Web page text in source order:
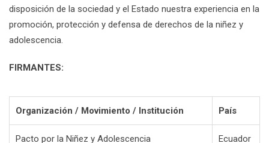
disposición de la sociedad y el Estado nuestra experiencia en la
promoción, protección y defensa de derechos de la niñez y
adolescencia.
FIRMANTES:
Organización / Movimiento / Institución País
Pacto por la Niñez y Adolescencia Ecuador